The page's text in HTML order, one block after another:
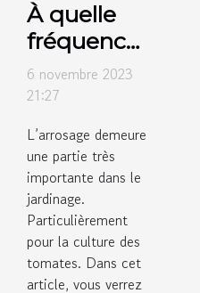
À quelle
fréquence
faut-il
arroser les
tomates ?
6 novembre 2023
21:27
L’arrosage demeure
une partie très
importante dans le
jardinage.
Particulièrement
pour la culture des
tomates. Dans cet
article, vous verrez